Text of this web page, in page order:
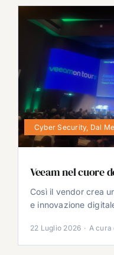
Cyber Security, Dal
Veeam nel cuore
Così il vendor crea
e innovazione
22 Luglio 2026 · A cura